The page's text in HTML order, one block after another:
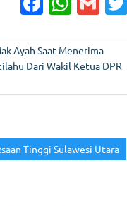
a
c
e
b
o
k
h
a
ts
A
p
m
ai
l
Ayah Saat Menerima
Dari Wakil Ketua DPR
Tinggi Sulawesi Utara